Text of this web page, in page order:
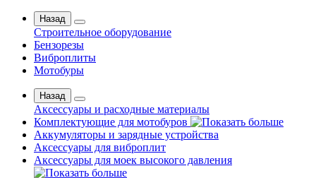
Назад
Строительное оборудование
Бензорезы
Виброплиты
Мотобуры
Назад
Аксессуары и расходные материалы
Комплектующие для мотобуров
Аккумуляторы и зарядные устройства
Аксессуары для виброплит
Аксессуары для моек высокого давления